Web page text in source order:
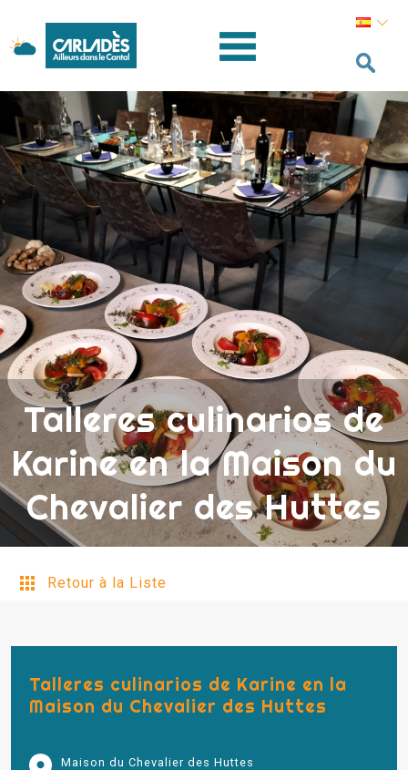
Talleres culinarios de
Karine en la Maison du
Chevalier des Huttes
Retour à la Liste
Talleres culinarios de Karine en la
Maison du Chevalier des Huttes
Maison du Chevalier des Huttes